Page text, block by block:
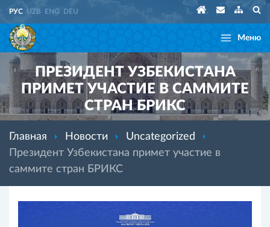
РУС UZB ENG DEU
Меню
ПРЕЗИДЕНТ УЗБЕКИСТАНА
ПРИМЕТ УЧАСТИЕ В САММИТЕ
СТРАН БРИКС
Главная Новости
Uncategorized
Президент Узбекистана примет участие в
саммите стран БРИКС